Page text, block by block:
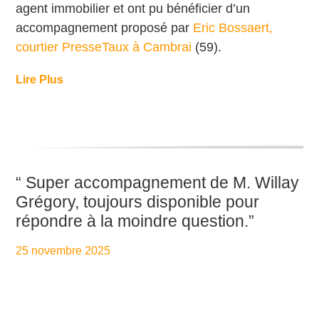
agent immobilier et ont pu bénéficier d’un
accompagnement proposé par Eric Bossaert,
courtier PresseTaux à Cambrai (59).
Lire Plus
“ Super accompagnement de M. Willay
Grégory, toujours disponible pour
répondre à la moindre question.”
25 novembre 2025